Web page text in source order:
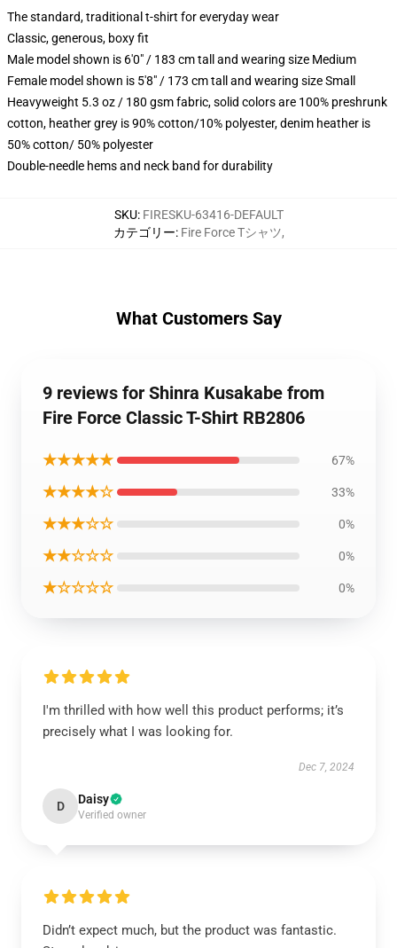
The standard, traditional t-shirt for everyday wear
Classic, generous, boxy fit
Male model shown is 6'0" / 183 cm tall and wearing size Medium
Female model shown is 5'8" / 173 cm tall and wearing size Small
Heavyweight 5.3 oz / 180 gsm fabric, solid colors are 100% preshrunk
cotton, heather grey is 90% cotton/10% polyester, denim heather is
50% cotton/ 50% polyester
Double-needle hems and neck band for durability
SKU: FIRESKU-63416-DEFAULT
カテゴリー: Fire Force Tシャツ,
What Customers Say
9 reviews for Shinra Kusakabe from
Fire Force Classic T-Shirt RB2806
★★★★★ 67%
★★★★☆ 33%
★★★☆☆ 0%
★★☆☆☆ 0%
★☆☆☆☆ 0%
I'm thrilled with how well this product performs; it’s
precisely what I was looking for.
Dec 7, 2024
D Daisy
Verified owner
Didn’t expect much, but the product was fantastic.